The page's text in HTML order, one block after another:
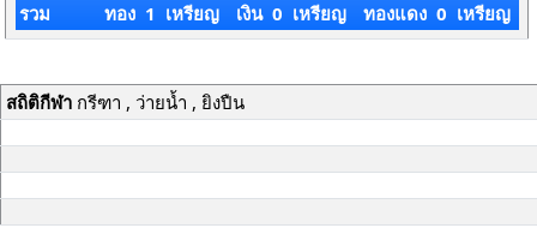
รวม
ทอง 1 เหรียญ
เงิน 0 เหรียญ
ทองแดง 0 เหรียญ
สถิติกีฬากรีฑา , ว่ายน้ำ , ยิงปืน